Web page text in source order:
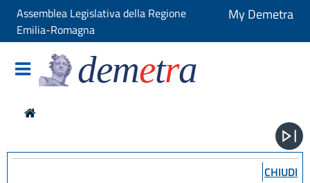
Assemblea Legislativa della Regione
Emilia-Romagna
My Demetra
demetra
CHIUDI